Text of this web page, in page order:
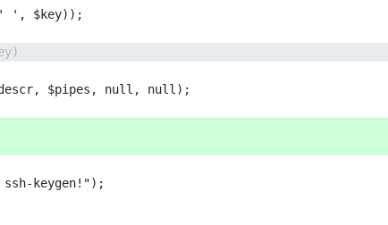
', $key));
$pipes, null, null);
keygen!");